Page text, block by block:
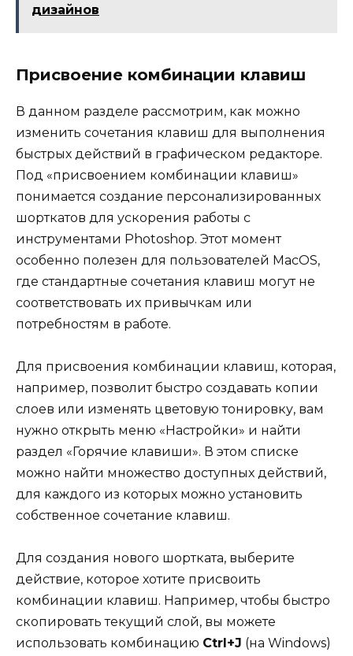
дизайнов
Присвоение комбинации клавиш
В данном разделе рассмотрим, как можно
изменить сочетания клавиш для выполнения
быстрых действий в графическом редакторе.
Под «присвоением комбинации клавиш»
понимается создание персонализированных
шорткатов для ускорения работы с
инструментами Photoshop. Этот момент
особенно полезен для пользователей MacOS,
где стандартные сочетания клавиш могут не
соответствовать их привычкам или
потребностям в работе.
Для присвоения комбинации клавиш, которая,
например, позволит быстро создавать копии
слоев или изменять цветовую тонировку, вам
нужно открыть меню «Настройки» и найти
раздел «Горячие клавиши». В этом списке
можно найти множество доступных действий,
для каждого из которых можно установить
собственное сочетание клавиш.
Для создания нового шортката, выберите
действие, которое хотите присвоить
комбинации клавиш. Например, чтобы быстро
скопировать текущий слой, вы можете
использовать комбинацию Ctrl+J (на Windows)